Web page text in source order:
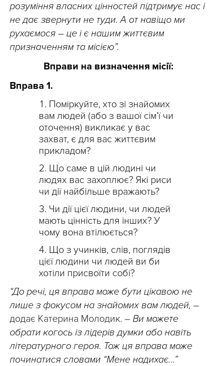
розуміння власних цінностей підтримує нас і
не дає звернути не туди. А от навіщо ми
рухаємося – це і є нашим життєвим
призначенням та місією”.
Вправи на визначення місії:
Вправа 1.
Поміркуйте, хто зі знайомих
вам людей (або з вашої сім’ї чи
оточення) викликає у вас
захват, є для вас життєвим
прикладом?
Що саме в цій людині чи
людях вас захоплює? Які риси
чи дії найбільше вражають?
Чи дії цієї людини, чи людей
мають цінність для інших? У
чому вона втілюється?
Що з учинків, слів, поглядів
цієї людини чи людей ви би
хотіли присвоїти собі?
“До речі, ця вправа може бути цікавою не
лише з фокусом на знайомих вам людей, –
додає Катерина Молодик. – Ви можете
обрати когось із лідерів думки або навіть
літературного героя. Тож ця вправа може
починатися словами “Мене надихає…”